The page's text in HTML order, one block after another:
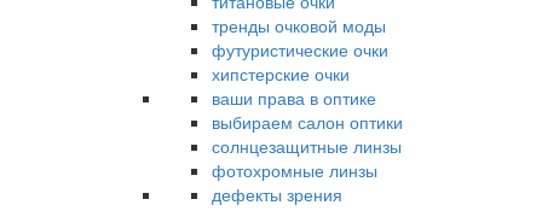
тренды очковой моды
футуристические очки
хипстерские очки
ваши права в оптике
выбираем салон оптики
солнцезащитные линзы
фотохромные линзы
дефекты зрения